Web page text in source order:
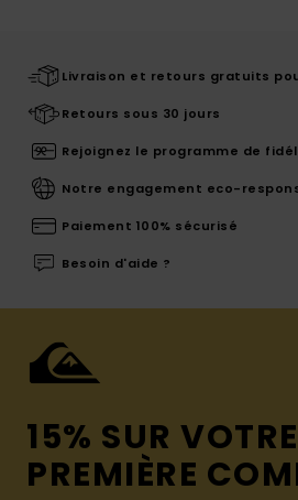
Livraison et retours gratuits
Retours sous 30 jours
Rejoignez le programme de
Notre engagement eco-
Paiement 100% sécurisé
Besoin d'aide ?
15% SUR VOTRE
PREMIÈRE